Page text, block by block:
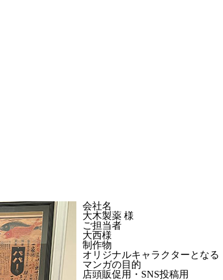
会社名
大木製薬 様
ご担当者
大西様
制作物
オリジナルキャラクターとなる
マンガの目的
店頭販促用・SNS投稿用